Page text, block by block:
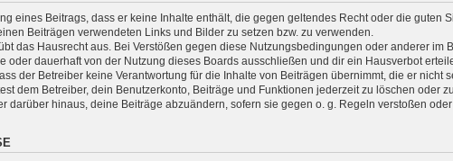
eines Beitrags, dass er keine Inhalte enthält, die gegen geltendes Recht oder die guten
Beiträgen verwendeten Links und Bilder zu setzen bzw. zu verwenden.
das Hausrecht aus. Bei Verstößen gegen diese Nutzungsbedingungen oder anderer im
oder dauerhaft von der Nutzung dieses Boards ausschließen und dir ein Hausverbot
der Betreiber keine Verantwortung für die Inhalte von Beiträgen übernimmt, die er nicht
dem Betreiber, dein Benutzerkonto, Beiträge und Funktionen jederzeit zu löschen oder
darüber hinaus, deine Beiträge abzuändern, sofern sie gegen o. g. Regeln verstoßen